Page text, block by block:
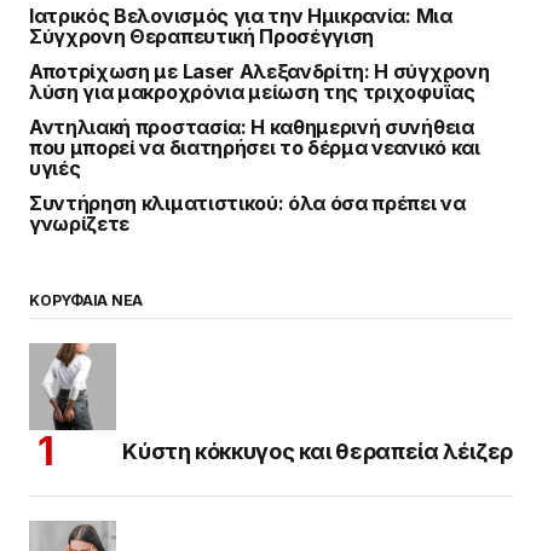
Ιατρικός Βελονισμός για την Ημικρανία: Μια
Σύγχρονη Θεραπευτική Προσέγγιση
Αποτρίχωση με Laser Αλεξανδρίτη: Η σύγχρονη
λύση για μακροχρόνια μείωση της τριχοφυΐας
Αντηλιακή προστασία: Η καθημερινή συνήθεια
που μπορεί να διατηρήσει το δέρμα νεανικό και
υγιές
Συντήρηση κλιματιστικού: όλα όσα πρέπει να
γνωρίζετε
ΚΟΡΥΦΑΙΑ ΝΕΑ
Κύστη κόκκυγος και θεραπεία λέιζερ